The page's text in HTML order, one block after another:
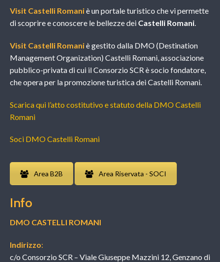
Visit Castelli Romaniè un portale turistico che vi permette
di scoprire e conoscere le bellezze dei Castelli Romani.
Visit Castelli Romaniè gestito dalla DMO (Destination
Management Organization) Castelli Romani, associazione
pubblico-privata di cui il Consorzio SCR è socio fondatore,
che opera per la promozione turistica dei Castelli Romani.
Scarica qui l’atto costitutivo e statuto della DMO Castelli
Romani
Soci DMO Castelli Romani
Area B2B Area Riservata - SOCI
Info
DMO CASTELLI ROMANI
Indirizzo:
c/o Consorzio SCR – Viale Giuseppe Mazzini 12, Genzano di